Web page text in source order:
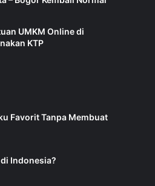
UMKM Online di
KTP
Favorit Tanpa Membuat
Indonesia?